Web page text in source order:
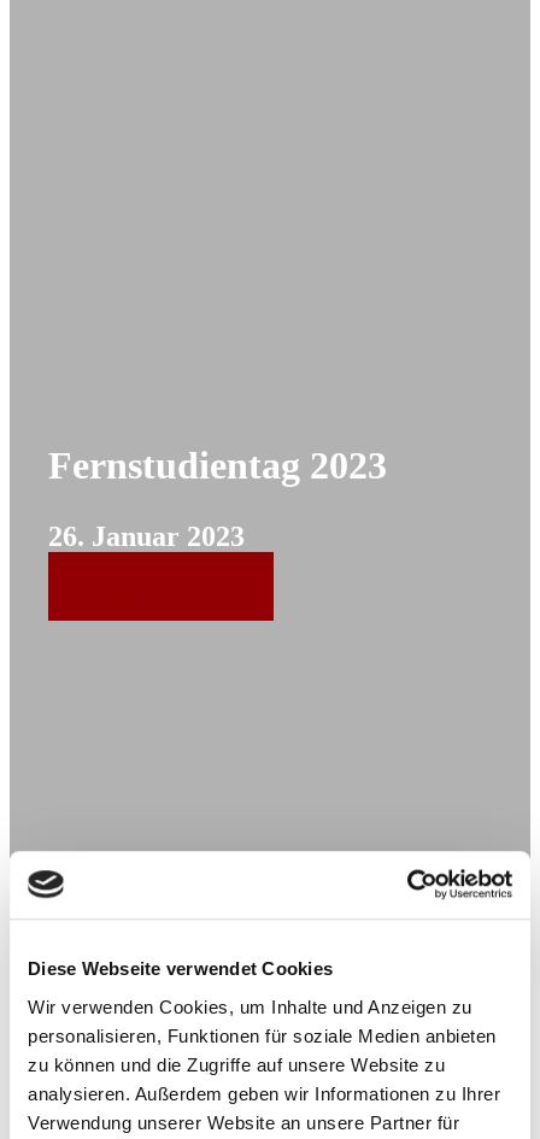
Diese Webseite verwendet Cookies
Wir verwenden Cookies, um Inhalte und Anzeigen zu
personalisieren, Funktionen für soziale Medien anbieten
zu können und die Zugriffe auf unsere Website zu
analysieren. Außerdem geben wir Informationen zu Ihrer
Verwendung unserer Website an unsere Partner für
Fernstudientag 2023
26. Januar 2023